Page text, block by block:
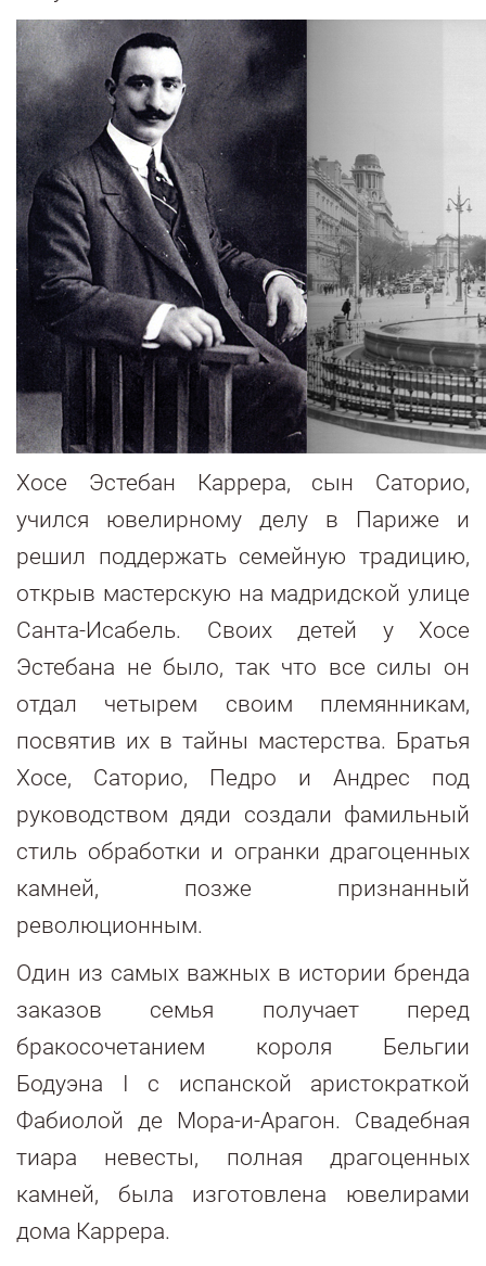
Хосе Эстебан Каррера, сын Саторио,
учился ювелирному делу в Париже и
решил поддержать семейную традицию,
открыв мастерскую на мадридской улице
Санта-Исабель. Своих детей у Хосе
Эстебана не было, так что все силы он
отдал четырем своим племянникам,
посвятив их в тайны мастерства. Братья
Хосе, Саторио, Педро и Андрес под
руководством дяди создали фамильный
стиль обработки и огранки драгоценных
камней, позже признанный
революционным.
Один из самых важных в истории бренда
заказов семья получает перед
бракосочетанием короля Бельгии
Бодуэна I с испанской аристократкой
Фабиолой де Мора-и-Арагон. Свадебная
тиара невесты, полная драгоценных
камней, была изготовлена ювелирами
дома Каррера.